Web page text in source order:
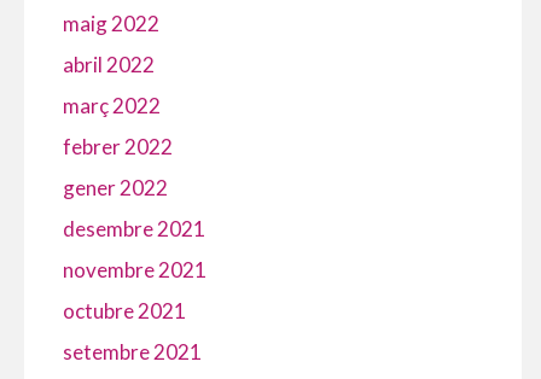
maig 2022
abril 2022
març 2022
febrer 2022
gener 2022
desembre 2021
novembre 2021
octubre 2021
setembre 2021